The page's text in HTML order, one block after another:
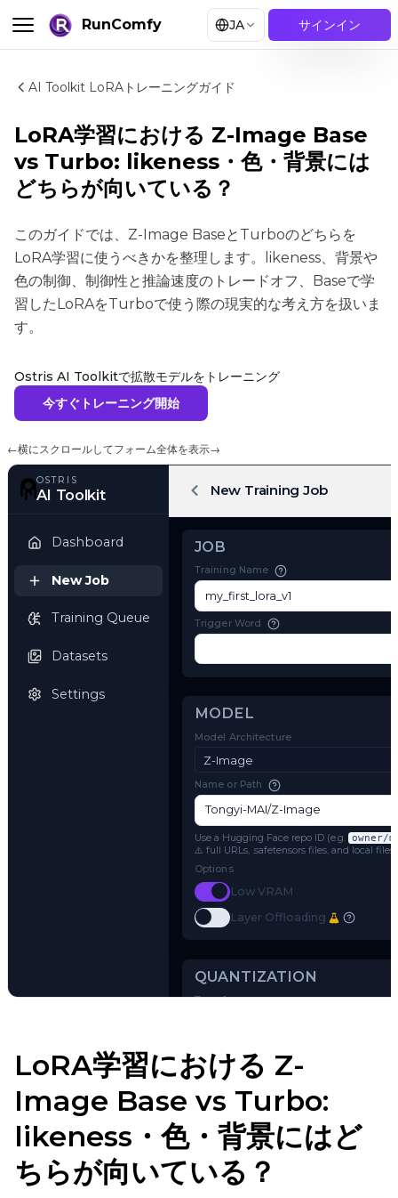
RunComfy JA サインイン
AI Toolkit LoRAトレーニングガイド
LoRA学習における Z-Image Base
vs Turbo: likeness・色・背景には
どちらが向いている？
このガイドでは、Z-Image BaseとTurboのどちらを
LoRA学習に使うべきかを整理します。likeness、背景や
色の制御、制御性と推論速度のトレードオフ、Baseで学
習したLoRAをTurboで使う際の現実的な考え方を扱いま
す。
Ostris AI Toolkitで拡散モデルをトレーニング
今すぐトレーニング開始
←横にスクロールしてフォーム全体を表示→
AI Toolkit
Training Queue
JOB
Training Name
MODEL
Model Architecture
Z-Image
Name or Path
Use a Hugging Face repo ID (e.g.
QUANTIZATION
Transformer
qfloat8 (default)
Text Encoder
qfloat8 (default)
LoRA学習における Z-
Image Base vs Turbo:
likeness・色・背景にはど
ちらが向いている？